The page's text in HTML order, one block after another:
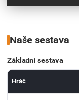
Naše sestava
Základní sestava
Hráč